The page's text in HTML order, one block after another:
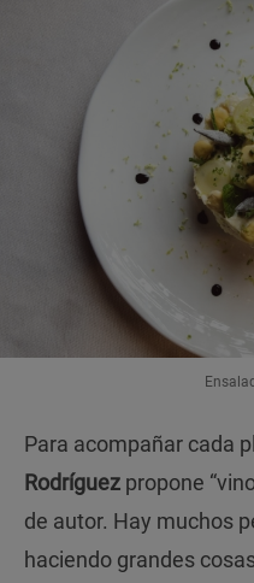
Para acompañar cada
Rodríguez propone
de autor. Hay muchos
haciendo grandes